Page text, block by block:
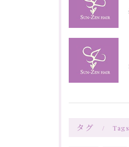
タグ Tags